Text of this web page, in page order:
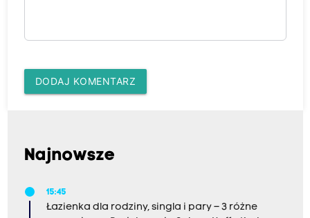
DODAJ KOMENTARZ
Najnowsze
15:45
Łazienka dla rodziny, singla i pary – 3 różne